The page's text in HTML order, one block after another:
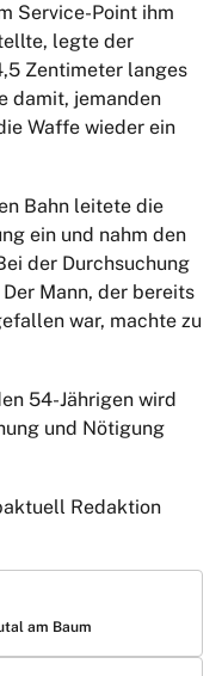
Service-Point ihm
legte der
Zentimeter langes
damit, jemanden
Waffe wieder ein
Bahn leitete die
ein und nahm den
der Durchsuchung
Mann, der bereits
war, machte zu
54-Jährigen wird
und Nötigung
Redaktion
am Baum